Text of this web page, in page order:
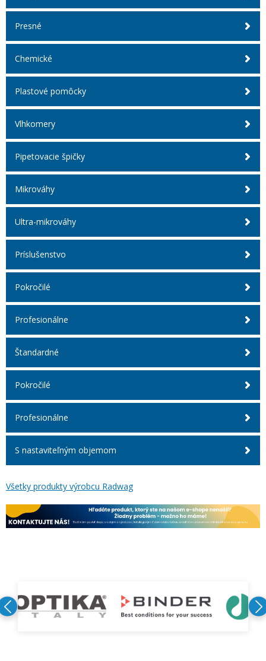
Presné
Chemické
Plastové pomôcky
Vlhkomery
Pipetovacie špičky
Mikrováhy
Ultra-mikrováhy
Príslušenstvo
Pokročilé
Profesionálne
Štandardné
Pokročilé
Profesionálne
S nastaviteľným objemom
Všetky produkty výrobcu Radwag